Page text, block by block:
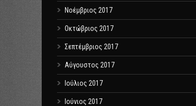
Νοέμβριος 2017
Οκτώβριος 2017
Σεπτέμβριος 2017
Αύγουστος 2017
Ιούλιος 2017
Ιούνιος 2017